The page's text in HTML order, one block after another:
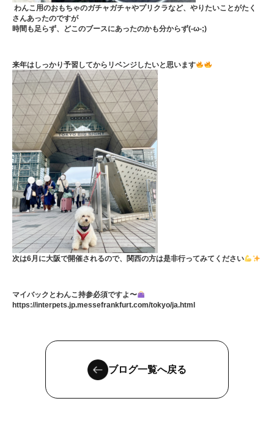
わんこ用のおもちゃのガチャガチャやプリクラなど、やりたいことがたく
さんあったのですが
時間も足らず、どこのブースにあったのかも分からず(-ω-;)
来年はしっかり予習してからリベンジしたいと思います
次は6月に大阪で開催されるので、関西の方は是非行ってみてください
マイバックとわんこ持参必須ですよ〜
https://interpets.jp.messefrankfurt.com/tokyo/ja.html
ブログ一覧へ戻る